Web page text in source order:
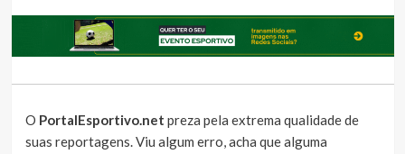
O PortalEsportivo.net preza pela extrema qualidade de
suas reportagens. Viu algum erro, acha que alguma